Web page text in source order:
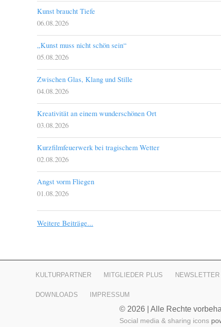
Kunst braucht Tiefe
06.08.2026
„Kunst muss nicht schön sein“
05.08.2026
Zwischen Glas, Klang und Stille
04.08.2026
Kreativität an einem wunderschönen Ort
03.08.2026
Kurzfilmfeuerwerk bei tragischem Wetter
02.08.2026
Angst vorm Fliegen
01.08.2026
Weitere Beiträge...
KULTURPARTNER MITGLIEDER PLUS NEWSLETTER
DOWNLOADS IMPRESSUM
© 2026 | Alle Rechte
Social media & sharing icons